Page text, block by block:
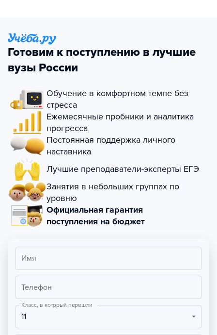
Готовим к поступлению в лучшие
вузы России
Обучение в комфортном темпе без
стресса
Ежемесячные пробники и аналитика
прогресса
Постоянная поддержка личного
наставника
Лучшие преподаватели-эксперты ЕГЭ
Занятия в небольших группах по
уровню
Официальная гарантия
поступления на бюджет
Имя
Телефон
Класс, в который перешли
11